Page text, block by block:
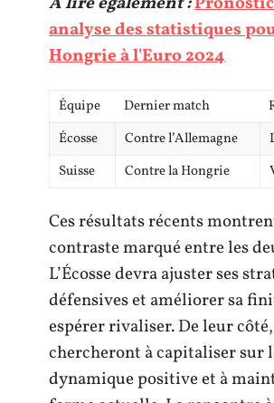
analyse des statistiques
Hongrie à l'Euro 2024
Équipe Dernier match
Écosse
Contre l’Allemagne
Suisse
Contre la Hongrie
Ces résultats récents
contraste marqué entre les
L’Écosse devra ajuster ses
défensives et améliorer sa
espérer rivaliser. De leur côté,
chercheront à capitaliser sur
dynamique positive et à